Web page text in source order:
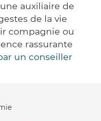
auxiliaire de
de la vie
compagnie ou
rassurante
un conseiller